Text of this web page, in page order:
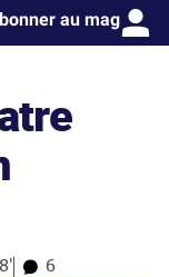
au mag
8' 6